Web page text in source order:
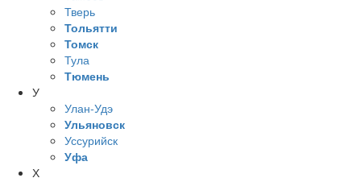
Тверь
Тольятти
Томск
Тула
Тюмень
У
Улан-Удэ
Ульяновск
Уссурийск
Уфа
Х